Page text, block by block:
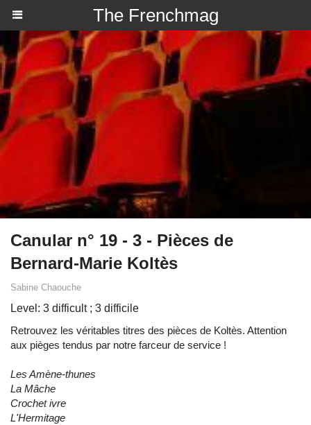
The Frenchmag
Canular n° 19 - 3 - Pièces de
Bernard-Marie Koltès
Sabine Chaouche
Level: 3 difficult ; 3 difficile
Retrouvez les véritables titres des pièces de Koltès. Attention
aux pièges tendus par notre farceur de service !
Les Amène-thunes
La Mâche
Crochet ivre
L'Hermitage